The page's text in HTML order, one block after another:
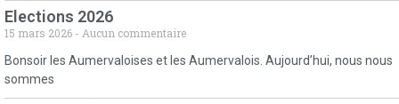
Elections 2026
15 mars 2026
Aucun commentaire
Bonsoir les Aumervaloises et les Aumervalois. Aujourd’hui, nous nous
sommes